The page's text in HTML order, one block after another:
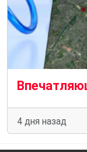
4 дня назад